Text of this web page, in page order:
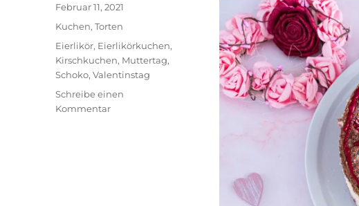
Veröffentlicht
am
Februar 11, 2021
Kategorien
Kuchen,Torten
Schlagwörter
Eierlikör, Eierlikörkuchen,
Kirschkuchen, Muttertag,
Schoko,Valentinstag
Schreibe einen
Kommentarzu